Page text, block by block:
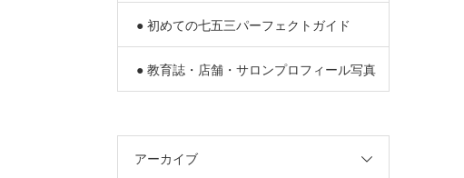
● 初めての七五三パーフェクトガイド
● 教育誌・店舗・サロンプロフィール写真
アーカイブ